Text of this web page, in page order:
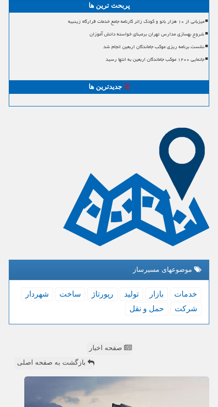
پربحث ترین ها
میزبانی از ۱۰ هزار بانو و کودک زائر کارنامه جامع خدمات قرارگاه زینبیه
شروع بهسازی مدارس تهران برمبنای خواسته دانش آموزان
نشست برنامه ریزی موکب جاماندگان اربعین انجام شد
جانمایی ۱۲۰۰ موکب جاماندگان اربعین به انتها رسید
جدیدترین ها
موضوعهای مسیرساز
خدمات بازار تولید رپورتاژ ساخت
شهردار
شركت
حمل و نقل
صفحه اخبار
بازگشت به صفحه اصلی